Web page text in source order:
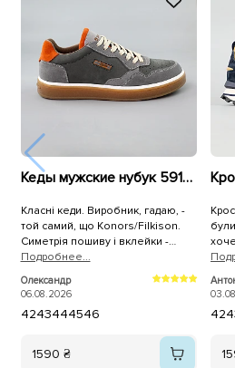
Кеды мужские нубук 591350 Серые
Класні кеди. Виробник, гадаю, -
той самий, що Konors/Filkison.
Симетрія пошиву і вклейки -
ідеальна, 100% повномірні. Лише
устілки раджу одразу замінити на
анатомічні/пружні/меморі.
Подробнее...
Олександр
06.08.2026
4243444546
1590 ₴
42